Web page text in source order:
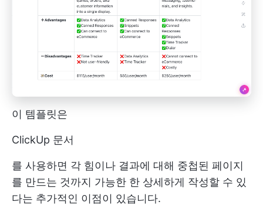
이 템플릿은
ClickUp 문서
를 사용하면 각 힘이나 결과에 대해 중첩된 페이지
를 만드는 것까지 가능한 한 상세하게 작성할 수 있
다는 추가적인 이점이 있습니다.